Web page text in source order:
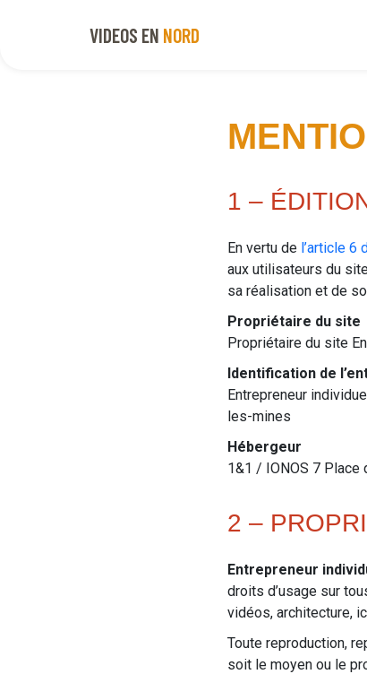
VIDEOS EN NORD
1 –
En vertu de l’article 6
aux utilisateurs du
sa réalisation et de
Propriétaire du site
Propriétaire du site
Identification de
Entrepreneur
les-mines
Hébergeur
1&1 / IONOS 7 Place
2 –
Entrepreneur
droits d’usage sur
vidéos, architecture,
Toute reproduction,
soit le moyen ou le